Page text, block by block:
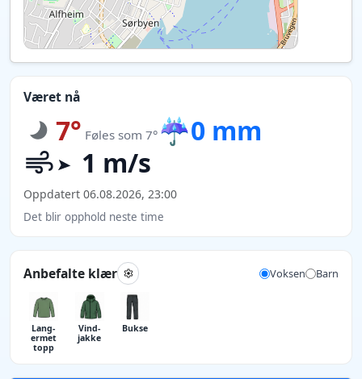
Været nå
7° Føles som 7° ☔0 mm
1 m/s
Oppdatert 06.08.2026, 23:00
Det blir opphold neste time
Anbefalte klær Voksen Barn
Lang­
ermet
topp
Vind­
jakke
Bukse